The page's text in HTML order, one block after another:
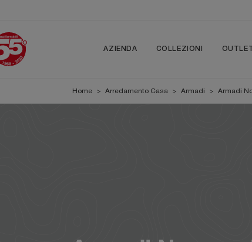
AZIENDA COLLEZIONI OUTLET
Home > Arredamento Casa > Armadi > Armadi